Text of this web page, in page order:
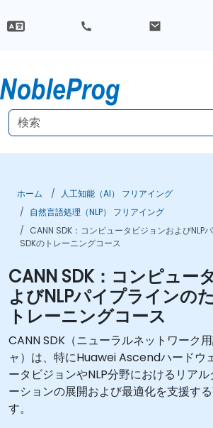
ホーム
人工知能（AI） フリアイング
自然言語処理（NLP） フリアイング
CANN SDK：コンピュータビジョンおよびNLP
SDKのトレーニングコース
CANN SDK：コンピュー
よびNLPパイプラインの
トレーニングコース
CANN SDK（ニューラルネットワーク
ャ）は、特にHuawei Ascendハードウ
ータビジョンやNLP分野におけるリア
ーションの展開および最適化を支援す
す。